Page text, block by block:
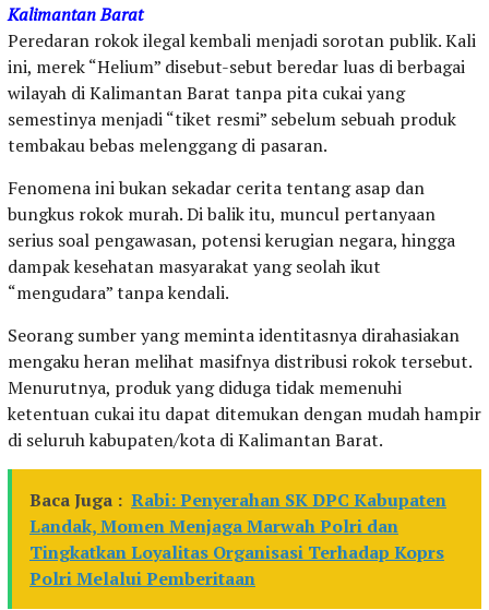
Kalimantan Barat
Peredaran rokok ilegal kembali menjadi sorotan publik. Kali
ini, merek “Helium” disebut-sebut beredar luas di berbagai
wilayah di Kalimantan Barat tanpa pita cukai yang
semestinya menjadi “tiket resmi” sebelum sebuah produk
tembakau bebas melenggang di pasaran.
Fenomena ini bukan sekadar cerita tentang asap dan
bungkus rokok murah. Di balik itu, muncul pertanyaan
serius soal pengawasan, potensi kerugian negara, hingga
dampak kesehatan masyarakat yang seolah ikut
“mengudara” tanpa kendali.
Seorang sumber yang meminta identitasnya dirahasiakan
mengaku heran melihat masifnya distribusi rokok tersebut.
Menurutnya, produk yang diduga tidak memenuhi
ketentuan cukai itu dapat ditemukan dengan mudah hampir
di seluruh kabupaten/kota di Kalimantan Barat.
Baca Juga : Rabi: Penyerahan SK DPC Kabupaten
Landak, Momen Menjaga Marwah Polri dan
Tingkatkan Loyalitas Organisasi Terhadap Koprs
Polri Melalui Pemberitaan